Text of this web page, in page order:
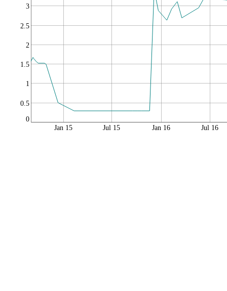
0
0.5
1
1.5
2
2.5
3
Jan 15 Jul 15 Jan 16 Jul 16